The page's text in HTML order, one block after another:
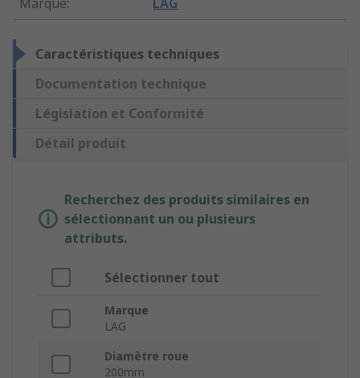
Marque: LAG
Caractéristiques techniques
Documentation technique
Législation et Conformité
Détail produit
Recherchez des produits similaires en
sélectionnant un ou plusieurs
attributs.
Sélectionner tout
Marque
LAG
Diamètre roue
200mm